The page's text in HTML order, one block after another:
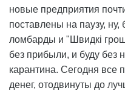
новые предприятия
поставлены на паузу,
ломбарды и "Швидкі
без прибыли, и буду
карантина. Сегодня
денег, отодвинуты до